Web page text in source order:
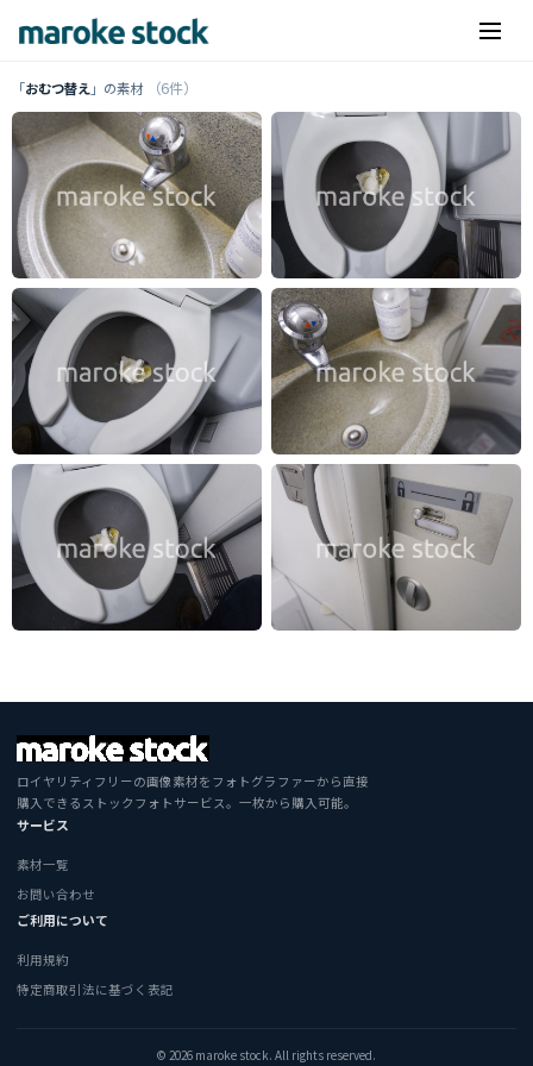
「おむつ替え 」の素材 （6件）
ロイヤリティフリーの画像素材をフォトグラファーから直接
購入できるストックフォトサービス。一枚から購入可能。
サービス
素材一覧
お問い合わせ
ご利用について
利用規約
特定商取引法に基づく表記
© 2026 maroke stock. All rights reserved.